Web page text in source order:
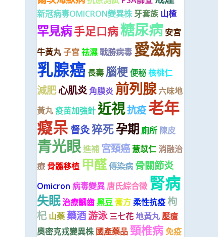
新冠病毒OMICRON變異株牙套族 山楂
罕見病手足口病糖尿病 安宮
牛黃丸子宮祛濕戰勝病毒 愛滋病
乳腺癌長壽 腦梗便秘核桃仁
減肥心肌炎 角膜炎 前列腺 六味地
黃丸疫苗加強針近視抗疫老年
癡呆 督灸猝死孕期 廁所 陳皮
青光眼進補 宮頸癌薏苡仁消融治
療 骨髓移植 甲醛傳染病 骨關節炎
Omicron 病毒變異 唐氏綜合徵 腎病
失眠治療齲齒黑豆 膏方 柔性抗疫枸
杞 山藥藥酒游泳 三七花地黃丸壓瘡
奧密克戎變異株 國產藥品 頸椎病免疫